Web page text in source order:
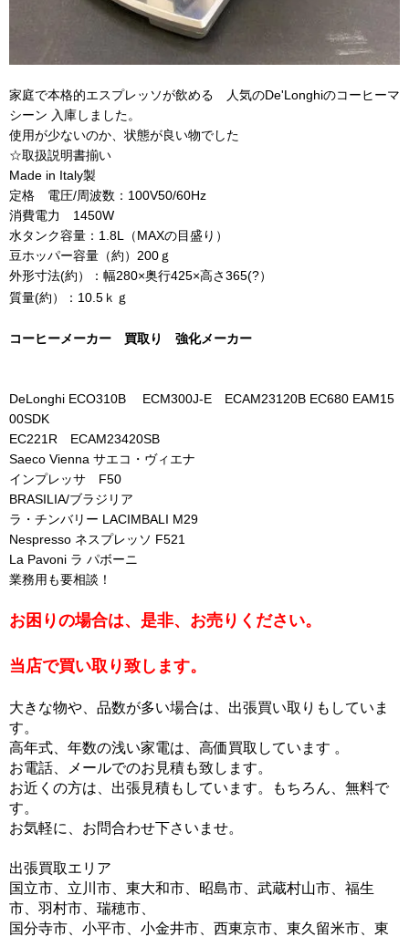
家庭で本格的エスプレッソが飲める 人気のDe'Longhiのコーヒーマ
シーン 入庫しました。
使用が少ないのか、状態が良い物でした
☆取扱説明書揃い
Made in Italy製
定格 電圧/周波数：100V50/60Hz
消費電力 1450W
水タンク容量：1.8L（MAXの目盛り）
豆ホッパー容量（約）200ｇ
外形寸法(約）：幅280×奥行425×高さ365(?）
質量(約）：10.5ｋｇ
コーヒーメーカー 買取り 強化メーカー
DeLonghi ECO310B ECM300J-E ECAM23120B EC680 EAM15
00SDK
EC221R ECAM23420SB
Saeco Vienna サエコ・ヴィエナ
インプレッサ F50
BRASILIA/ブラジリア
ラ・チンバリー LACIMBALI M29
Nespresso ネスプレッソ F521
La Pavoni ラ パボーニ
業務用も要相談！
お困りの場合は、是非、お売りください。
当店で買い取り致します。
大きな物や、品数が多い場合は、出張買い取りもしていま
す。
高年式、年数の浅い家電は、高価買取しています 。
お電話、メールでのお見積も致します。
お近くの方は、出張見積もしています。もちろん、無料で
す。
お気軽に、お問合わせ下さいませ。
出張買取エリア
国立市、立川市、東大和市、昭島市、武蔵村山市、福生
市、羽村市、瑞穂市、
国分寺市、小平市、小金井市、西東京市、東久留米市、東